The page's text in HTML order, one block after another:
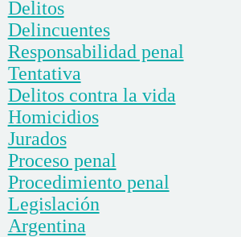
Delitos
Delincuentes
Responsabilidad penal
Tentativa
Delitos contra la vida
Homicidios
Jurados
Proceso penal
Procedimiento penal
Legislación
Argentina